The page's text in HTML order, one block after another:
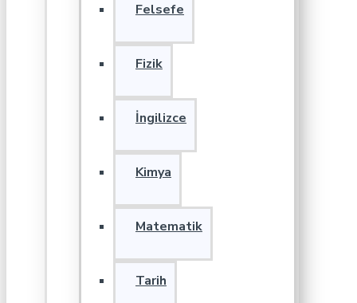
Felsefe
Fizik
İngilizce
Kimya
Matematik
Tarih